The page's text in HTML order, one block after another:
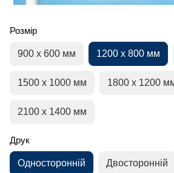
Розмір
900 х 600 мм 1200 х 800 мм
1500 х 1000 мм 1800 х 1200
2100 х 1400 мм
Друк
Односторонній Двосторонній